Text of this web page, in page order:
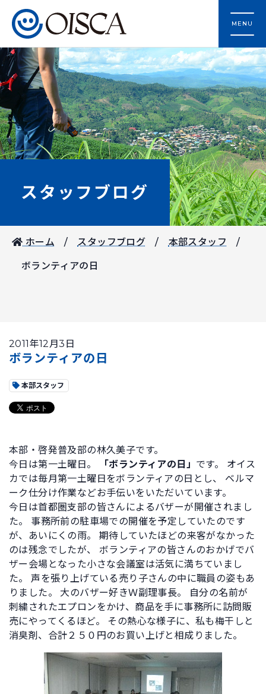
MENU
スタッフブログ
ホーム スタッフブログ 本部スタッフ
ボランティアの日
2011年12月3日
ボランティアの日
本部スタッフ
本部・啓発普及部の林久美子です。
今日は第一土曜日。
「ボランティアの日」 です。 オイス
カでは毎月第一土曜日をボランティアの日とし、 ベルマ
ーク仕分け作業などお手伝いをいただいています。
今日は首都圏支部の皆さんによるバザーが開催されまし
た。 事務所前の駐車場での開催を予定していたのです
が、あいにくの雨。 期待していたほどの来客がなかった
のは残念でしたが、 ボランティアの皆さんのおかげでバ
ザー会場となった小さな会議室は活気に満ちていまし
た。 声を張り上げている売り子さんの中に職員の姿もあ
りました。 大のバザー好きＷ副理事長。 自分の名前が
刺繍されたエプロンをかけ、商品を手に事務所に訪問販
売にやってくるほど。 その熱心な様子に、私も梅干しと
消臭剤、合計２５０円のお買い上げと相成りました。